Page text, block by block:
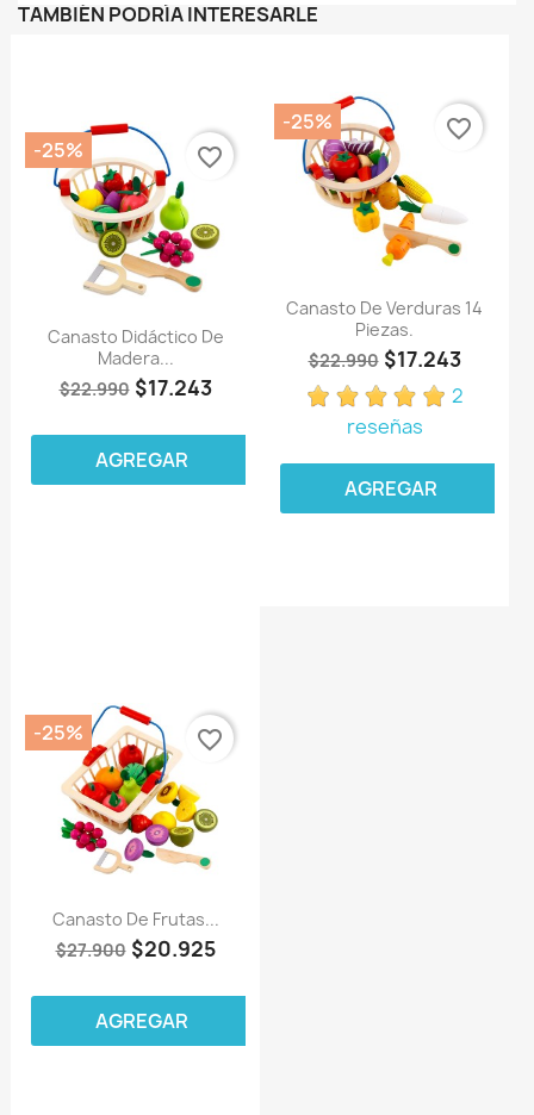
TAMBIÉN PODRÍA INTERESARLE
Canasto Didáctico De
Madera...
$22.990 $17.243
-25%
AGREGAR
favorite_border
Canasto De Verduras 14
Piezas.
$22.990 $17.243
2
reseñas
-25%
AGREGAR
favorite_border
Canasto De Frutas...
$27.900 $20.925
-25%
AGREGAR
favorite_border